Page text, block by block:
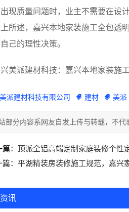
现质量问题时，业主不需要在设
所述，嘉兴本地家装施工全包透
己的理性决策。
美派建材科技：嘉兴本地家装施
派建材科技有限公司 建材 美派
部分内容系网友自发上传与转载，不
篇： 顶派全铝高端定制家庭装修个性
： 平湖精装房装修施工规范，嘉兴
讯